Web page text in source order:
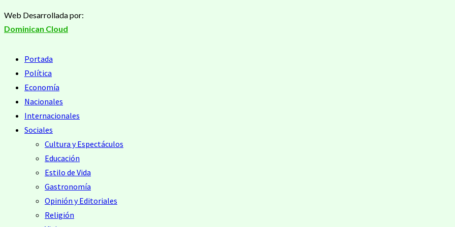
Saltar
al
Web Desarrollada por:
Dominican Cloud
Menú
principal
Portada
Política
Economía
Nacionales
Internacionales
Sociales
Cultura y Espectáculos
Educación
Estilo de Vida
Gastronomía
Opinión y Editoriales
Religión